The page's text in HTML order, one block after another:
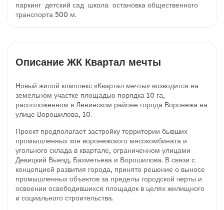
паркинг детский сад школа остановка общественного
транспорта 500 м.
Описание ЖК Квартал мечты
Новый жилой комплекс «Квартал мечты» возводится на
земельном участке площадью порядка 10 га,
расположенном в Ленинском районе города Воронежа на
улице Ворошилова, 10.
Проект предполагает застройку территории бывших
промышленных зон воронежского мясокомбината и
угольного склада в квартале, ограниченном улицами
Девицкий Выезд, Бахметьева и Ворошилова. В связи с
концепцией развития города, принято решение о выносе
промышленных объектов за пределы городской черты и
освоении освободившихся площадок в целях жилищного
и социального строительства.